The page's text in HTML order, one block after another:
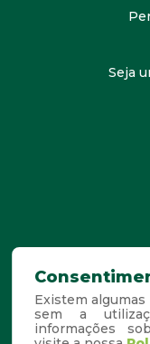
Seja
Existem
sem a
informações